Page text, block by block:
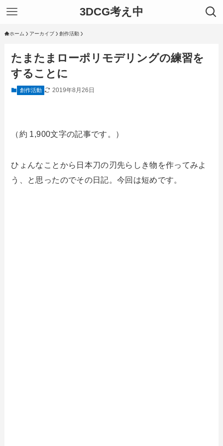
3DCG考え中
ホーム アーカイブ 創作活動
たまたまローポリモデリングの練習を
することに
創作活動 2019年8月26日
（約 1,900文字の記事です。）
ひょんなことから日本刀の刃先らしき物を作ってみよ
う、と思ったのでその日記。今回は短めです。